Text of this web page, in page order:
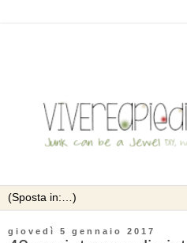
giovedì 5 gennaio 2017